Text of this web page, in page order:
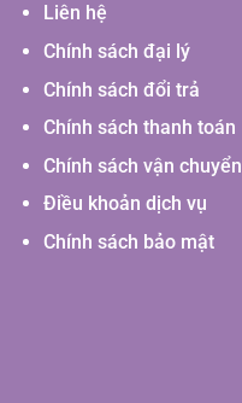
Liên hệ
Chính sách đại lý
Chính sách đổi trả
Chính sách thanh toán
Chính sách vận chuyển
Điều khoản dịch vụ
Chính sách bảo mật